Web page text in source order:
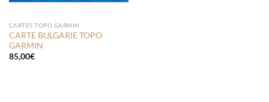
CARTES TOPO GARMIN
CARTE BULGARIE TOPO
GARMIN
85,00€